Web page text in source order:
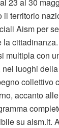
il territorio
Aism per
multipla con
luoghi
collettivo
accanto
su aism.it.